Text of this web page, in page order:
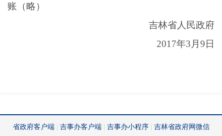
账（略）
吉林省人民政府
2017年3月9日